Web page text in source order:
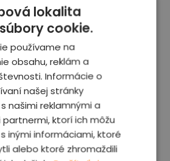
aj interiéru nafotíme
lokalita
cookie.
používame na
obsahu, reklám a
Informácie o
našej stránky
našimi reklamnými a
ktorí ich môžu
inými informáciami, ktoré
alebo ktoré zhromaždili